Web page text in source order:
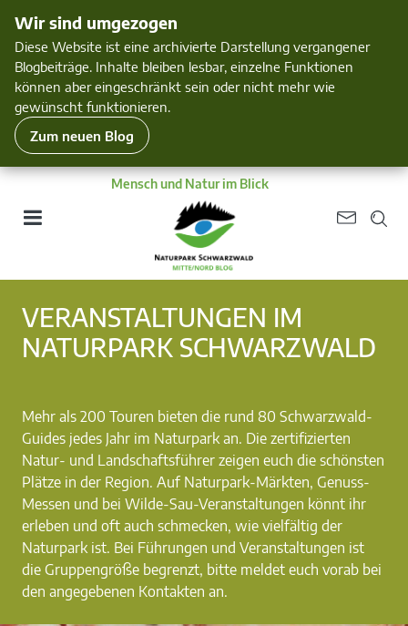
Wir sind umgezogen
Diese Website ist eine archivierte Darstellung vergangener
Blogbeiträge. Inhalte bleiben lesbar, einzelne Funktionen
können aber eingeschränkt sein oder nicht mehr wie
gewünscht funktionieren.
Zum neuen Blog
Mensch und Natur im Blick
VERANSTALTUNGEN IM
NATURPARK SCHWARZWALD
Mehr als 200 Touren bieten die rund 80 Schwarzwald-
Guides jedes Jahr im Naturpark an. Die zertifizierten
Natur- und Landschaftsführer zeigen euch die schönsten
Plätze in der Region. Auf Naturpark-Märkten, Genuss-
Messen und bei Wilde-Sau-Veranstaltungen könnt ihr
erleben und oft auch schmecken, wie vielfältig der
Naturpark ist. Bei Führungen und Veranstaltungen ist
die Gruppengröße begrenzt, bitte meldet euch vorab bei
den angegebenen Kontakten an.